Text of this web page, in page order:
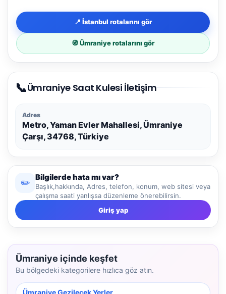
📍 İstanbul rotalarını gör
🧭 Ümraniye rotalarını gör
📞Ümraniye Saat Kulesi İletişim
Adres
Metro, Yaman Evler Mahallesi, Ümraniye
Çarşı, 34768, Türkiye
✏️
Bilgilerde hata mı var?
Başlık,hakkında, Adres, telefon, konum, web sitesi veya
çalışma saati yanlışsa düzenleme önerebilirsin.
Giriş yap
Ümraniye içinde keşfet
Bu bölgedeki kategorilere hızlıca göz atın.
Ümraniye Gezilecek Yerler